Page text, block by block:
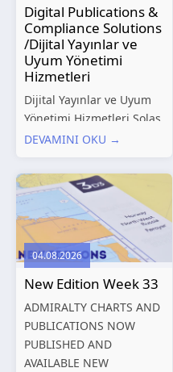
Digital Publications &
Compliance Solutions
/Dijital Yayınlar ve
Uyum Yönetimi
Hizmetleri
Dijital Yayınlar ve Uyum
Yönetimi Hizmetleri Solas
Marine, denizcilik
düzenleyici gereklilikleri
ve dijitalleşen
operasyonel ihtiyaçları
doğrultusunda kapsamlı
Dijital Yayınlar ve Uyum
Yönetimi çözümleri
sunmaktadır.
Hizmetlerimiz; gemi
işletmecileri, armatörler,
teknik yönetim şirketleri
ve denizcilik...
DEVAMINI OKU →
04.08.2026
New Edition Week 33
ADMIRALTY CHARTS AND
PUBLICATIONS NOW
PUBLISHED AND
AVAILABLE NEW